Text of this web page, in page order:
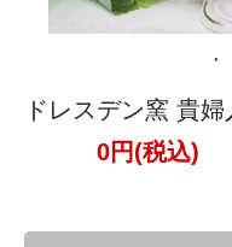
ドレスデン窯 貴
0円(税込)